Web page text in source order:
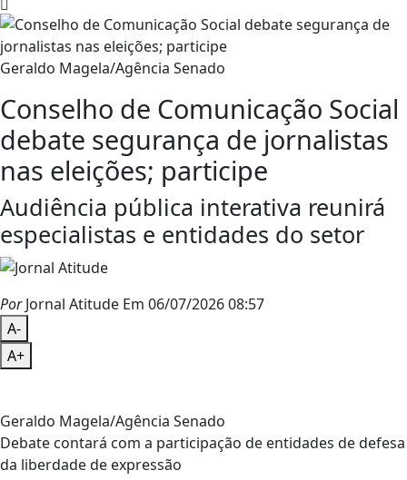
Geraldo Magela/Agência Senado
Conselho de Comunicação Social
debate segurança de jornalistas
nas eleições; participe
Audiência pública interativa reunirá
especialistas e entidades do setor
PorJornal Atitude Em 06/07/2026 08:57
A-
A+
Geraldo Magela/Agência Senado
Debate contará com a participação de entidades de defesa
da liberdade de expressão